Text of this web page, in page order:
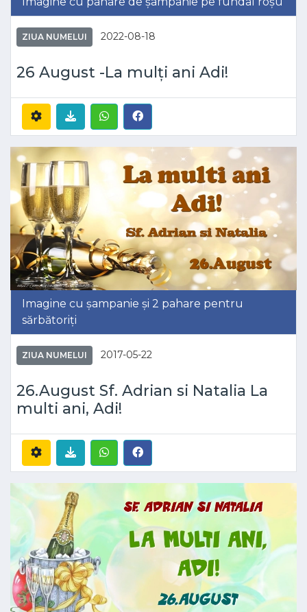
ZIUA NUMELUI 2022-08-18
26 August -La mulți ani Adi!
Imagine cu șampanie și 2 pahare pentru
sărbătoriți
ZIUA NUMELUI 2017-05-22
26.August Sf. Adrian si Natalia La
multi ani, Adi!